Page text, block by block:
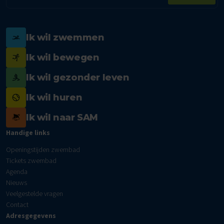
Ik wil zwemmen
Ik wil bewegen
Ik wil gezonder leven
Ik wil huren
Ik wil naar SAM
Handige links
Openingstijden zwembad
Tickets zwembad
Agenda
Nieuws
Veelgestelde vragen
Contact
Adresgegevens